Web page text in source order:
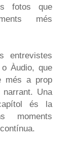
fotos que
més
entrevistes
Àudio, que
més a prop
narrant. Una
és la
moments